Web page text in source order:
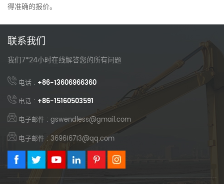
得准确的报价。
联系我们
我们7*24小时在线解答您的所有问题
电话 : +86-13606966360
电话 : +86-15160503591
电子邮件 : gswendless@gmail.com
电子邮件 : 369616713@qq.com